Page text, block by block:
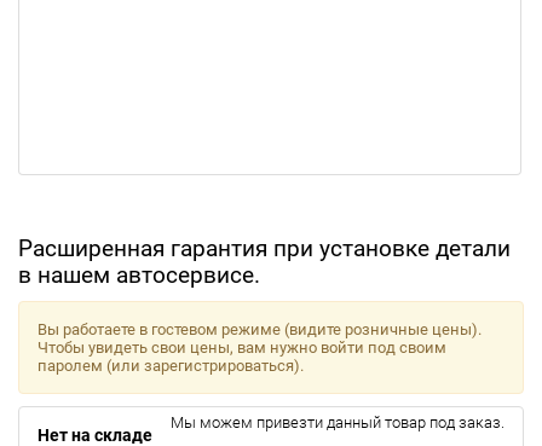
Расширенная гарантия при установке детали
в нашем автосервисе.
Вы работаете в гостевом режиме (видите розничные цены).
Чтобы увидеть свои цены, вам нужно войти под своим
паролем (или зарегистрироваться).
Нет на складе
Мы можем привезти данный товар под заказ.